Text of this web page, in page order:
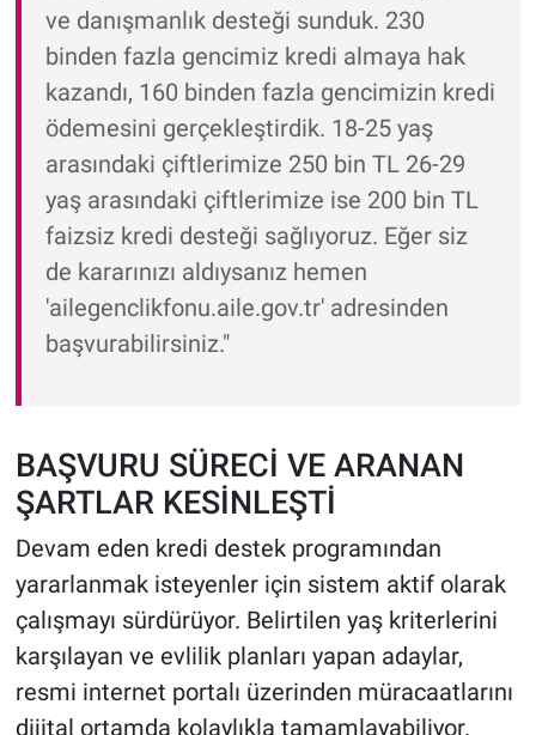
ve danışmanlık desteği sunduk. 230
binden fazla gencimiz kredi almaya hak
kazandı, 160 binden fazla gencimizin kredi
ödemesini gerçekleştirdik. 18-25 yaş
arasındaki çiftlerimize 250 bin TL 26-29
yaş arasındaki çiftlerimize ise 200 bin TL
faizsiz kredi desteği sağlıyoruz. Eğer siz
de kararınızı aldıysanız hemen
'ailegenclikfonu.aile.gov.tr' adresinden
başvurabilirsiniz."
BAŞVURU SÜRECİ VE ARANAN
ŞARTLAR KESİNLEŞTİ
Devam eden kredi destek programından
yararlanmak isteyenler için sistem aktif olarak
çalışmayı sürdürüyor. Belirtilen yaş kriterlerini
karşılayan ve evlilik planları yapan adaylar,
resmi internet portalı üzerinden müracaatlarını
dijital ortamda kolaylıkla tamamlayabiliyor.